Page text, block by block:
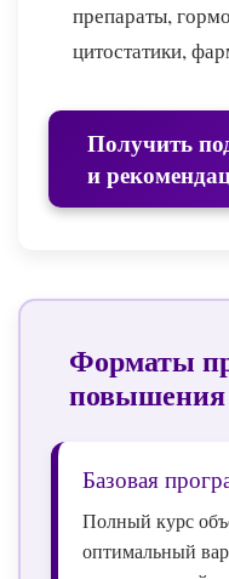
препараты,
цитостатики,
Получить
и
Форматы
Базовая
Полный курс
оптимальный